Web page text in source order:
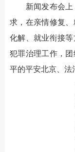
新闻发布会上
求，在亲情修复
化解、就业衔接
犯罪治理工作，
平的平安北京、法